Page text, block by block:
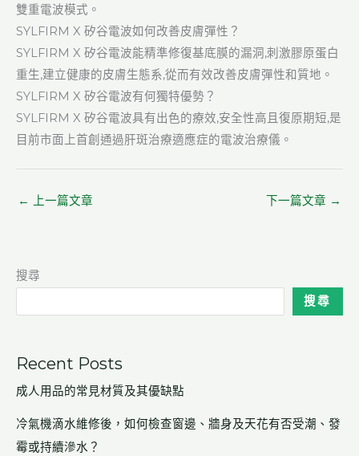
雙重電波模式。
SYLFIRM X 矽谷電波如何改善皮膚彈性？
SYLFIRM X 矽谷電波能精準修復基底膜的漏洞,刺激膠原蛋白
重生,建立健康的皮膚生態系,從而有效改善皮膚彈性和質地。
SYLFIRM X 矽谷電波有何獨特優勢？
SYLFIRM X 矽谷電波具有出色的療效,安全性高且復原期短,是
目前市面上首創通過肝斑治療適應症的電波治療儀。
← 上一篇文章 下一篇文章 →
搜尋
搜尋
Recent Posts
成人用品的常見材質及其優缺點
冷氣機滴水維修後，如何檢查窗邊、牆身及天花有否受潮、發
霉或持續滲水？